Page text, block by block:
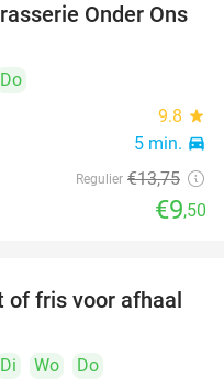
31%
Onder Ons
Do
9.8 star
5 min. directions_car
Regulier €13,75
€9,50
48%
of fris voor afhaal
Di Wo
Do